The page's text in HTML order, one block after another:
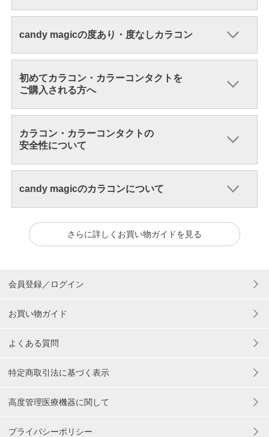
candy magicの度あり・度なしカラコン
初めてカラコン・カラーコンタクトを
ご購入される方へ
カラコン・カラーコンタクトの
安全性について
candy magicのカラコンについて
さらに詳しくお買い物ガイドを見る
会員登録／ログイン
お買い物ガイド
よくある質問
特定商取引法に基づく表示
高度管理医療機器に関して
プライバシーポリシー